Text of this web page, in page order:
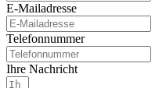
E-Mailadresse
Telefonnummer
Ihre Nachricht